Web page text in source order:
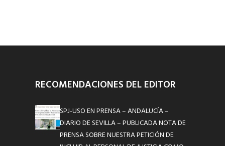
RECOMENDACIONES DEL EDITOR
SPJ-USO EN PRENSA – ANDALUCÍA –
DIARIO DE SEVILLA – PUBLICADA NOTA DE
PRENSA SOBRE NUESTRA PETICIÓN DE